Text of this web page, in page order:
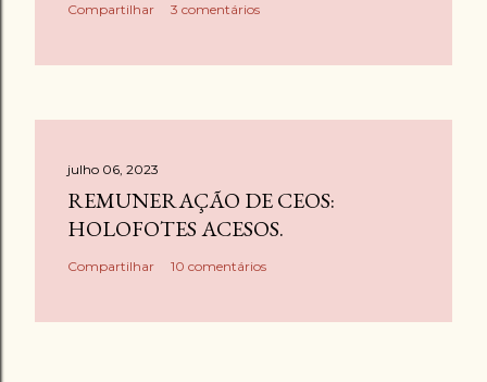
Compartilhar 3 comentários
julho 06, 2023
REMUNERAÇÃO DE CEOS:
HOLOFOTES ACESOS.
Compartilhar 10 comentários